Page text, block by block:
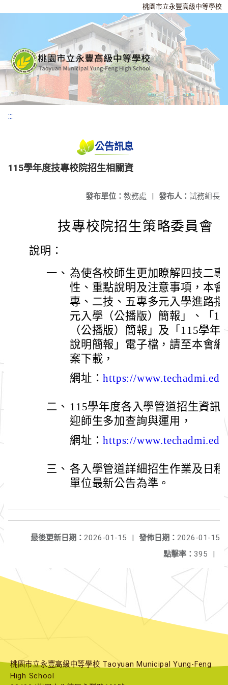
桃園市立永豐高級中等學校
:::
公告訊息
115學年度技專校院招生相關資
發布人： 試務組長
發布單位： 教務處 |
技專校院招生策略委員會
說明：
一、 為使各校師生更加瞭解四技二
性、重點說明及注意事項，本
專、二技、五專多元入學進路
元入學（公播版）簡報」、「
（公播版）簡報」及「115學
說明簡報」電子檔，請至本會
案下載，
網址：https://
二、 115學年度各入學管道招生資訊
迎師生多加查詢與運用，
網址：https://
三、 各入學管道詳細招生作業及日
單位最新公告為準。
發佈日期： 2026-01-15
最後更新日期： 2026-01-15
|
點擊率： 395 |
桃園市立永豐高級中等學校 Taoyuan Municipal Yung-Feng
High School